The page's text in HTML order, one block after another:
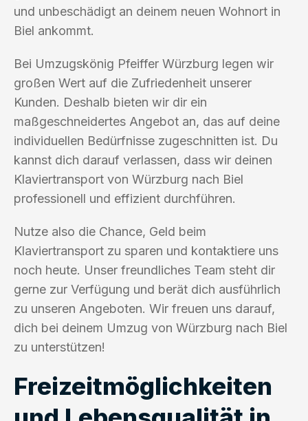
und unbeschädigt an deinem neuen Wohnort in
Biel ankommt.
Bei Umzugskönig Pfeiffer Würzburg legen wir
großen Wert auf die Zufriedenheit unserer
Kunden. Deshalb bieten wir dir ein
maßgeschneidertes Angebot an, das auf deine
individuellen Bedürfnisse zugeschnitten ist. Du
kannst dich darauf verlassen, dass wir deinen
Klaviertransport von Würzburg nach Biel
professionell und effizient durchführen.
Nutze also die Chance, Geld beim
Klaviertransport zu sparen und kontaktiere uns
noch heute. Unser freundliches Team steht dir
gerne zur Verfügung und berät dich ausführlich
zu unseren Angeboten. Wir freuen uns darauf,
dich bei deinem Umzug von Würzburg nach Biel
zu unterstützen!
Freizeitmöglichkeiten